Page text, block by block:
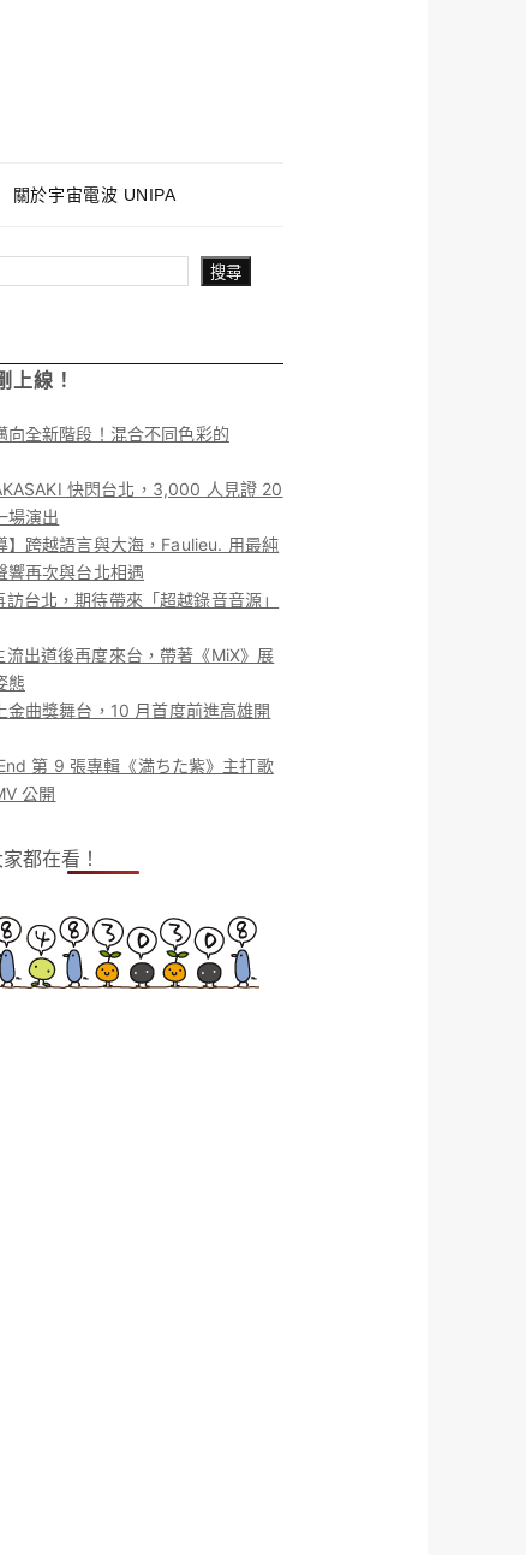
關於宇宙電波 UNIPA
搜尋
上線！
向全新階段！混合不同色彩的
快閃台北，3,000 人見證 20
場演出
】跨越語言與大海，Faulieu. 用最純
響再次與台北相遇
台北，期待帶來「超越錄音音源」
流出道後再度來台，帶著《MiX》展
態
金曲獎舞台，10 月首度前進高雄開
第 9 張專輯《満ちた紫》主打歌
公開
都在看！